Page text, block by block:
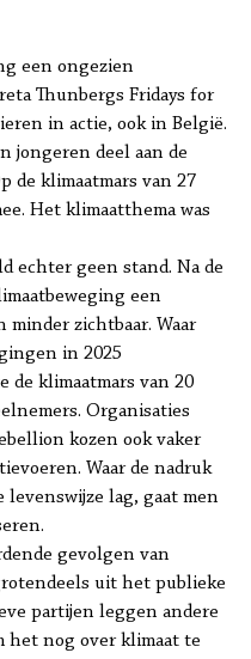
een ongezien
Thunbergs Fridays for
in actie, ook in België.
jongeren deel aan de
de klimaatmars van 27
Het klimaatthema was
echter geen stand. Na de
een
zichtbaar. Waar
in 2025
de klimaatmars van 20
Organisaties
kozen ook vaker
Waar de nadruk
levenswijze lag, gaat men
gevolgen van
uit het publieke
partijen leggen andere
het nog over klimaat te